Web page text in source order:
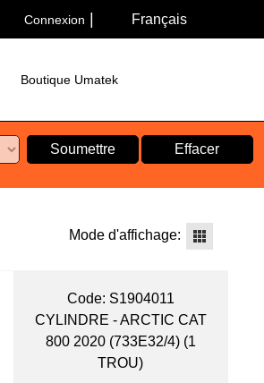
Français
Connexion
Boutique Umatek
Soumettre Effacer
Mode d'affichage:
Code: S1904011
CYLINDRE - ARCTIC CAT
800 2020 (733E32/4) (1
TROU)